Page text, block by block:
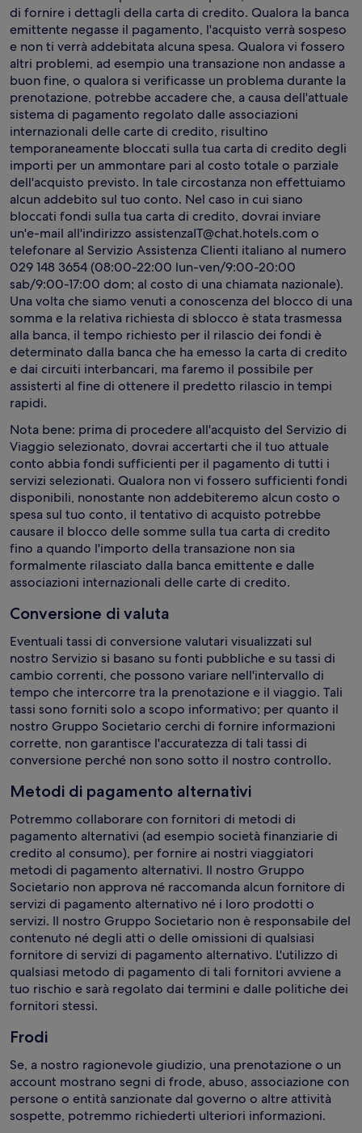
di fornire i dettagli della carta di credito. Qualora la banca
emittente negasse il pagamento, l'acquisto verrà sospeso
e non ti verrà addebitata alcuna spesa. Qualora vi fossero
altri problemi, ad esempio una transazione non andasse a
buon fine, o qualora si verificasse un problema durante la
prenotazione, potrebbe accadere che, a causa dell'attuale
sistema di pagamento regolato dalle associazioni
internazionali delle carte di credito, risultino
temporaneamente bloccati sulla tua carta di credito degli
importi per un ammontare pari al costo totale o parziale
dell'acquisto previsto. In tale circostanza non effettuiamo
alcun addebito sul tuo conto. Nel caso in cui siano
bloccati fondi sulla tua carta di credito, dovrai inviare
un'e-mail all'indirizzo assistenzaIT@chat.hotels.com o
telefonare al Servizio Assistenza Clienti italiano al numero
029 148 3654 (08:00-22:00 lun-ven/9:00-20:00
sab/9:00-17:00 dom; al costo di una chiamata nazionale).
Una volta che siamo venuti a conoscenza del blocco di una
somma e la relativa richiesta di sblocco è stata trasmessa
alla banca, il tempo richiesto per il rilascio dei fondi è
determinato dalla banca che ha emesso la carta di credito
e dai circuiti interbancari, ma faremo il possibile per
assisterti al fine di ottenere il predetto rilascio in tempi
rapidi.
Nota bene: prima di procedere all'acquisto del Servizio di
Viaggio selezionato, dovrai accertarti che il tuo attuale
conto abbia fondi sufficienti per il pagamento di tutti i
servizi selezionati. Qualora non vi fossero sufficienti fondi
disponibili, nonostante non addebiteremo alcun costo o
spesa sul tuo conto, il tentativo di acquisto potrebbe
causare il blocco delle somme sulla tua carta di credito
fino a quando l'importo della transazione non sia
formalmente rilasciato dalla banca emittente e dalle
associazioni internazionali delle carte di credito.
Conversione di valuta
Eventuali tassi di conversione valutari visualizzati sul
nostro Servizio si basano su fonti pubbliche e su tassi di
cambio correnti, che possono variare nell'intervallo di
tempo che intercorre tra la prenotazione e il viaggio. Tali
tassi sono forniti solo a scopo informativo; per quanto il
nostro Gruppo Societario cerchi di fornire informazioni
corrette, non garantisce l'accuratezza di tali tassi di
conversione perché non sono sotto il nostro controllo.
Metodi di pagamento alternativi
Potremmo collaborare con fornitori di metodi di
pagamento alternativi (ad esempio società finanziarie di
credito al consumo), per fornire ai nostri viaggiatori
metodi di pagamento alternativi. Il nostro Gruppo
Societario non approva né raccomanda alcun fornitore di
servizi di pagamento alternativo né i loro prodotti o
servizi. Il nostro Gruppo Societario non è responsabile del
contenuto né degli atti o delle omissioni di qualsiasi
fornitore di servizi di pagamento alternativo. L'utilizzo di
qualsiasi metodo di pagamento di tali fornitori avviene a
tuo rischio e sarà regolato dai termini e dalle politiche dei
fornitori stessi.
Frodi
Se, a nostro ragionevole giudizio, una prenotazione o un
account mostrano segni di frode, abuso, associazione con
persone o entità sanzionate dal governo o altre attività
sospette, potremmo richiederti ulteriori informazioni.